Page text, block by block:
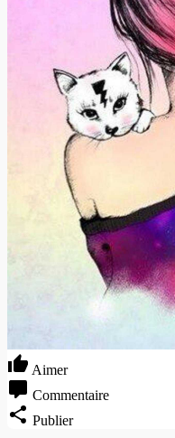
Aimer
Commentaire
Publier